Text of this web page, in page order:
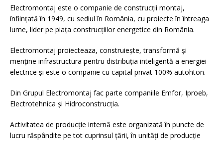
Electromontaj este o companie de construcții montaj,
înființată în 1949, cu sediul în România, cu proiecte în întreaga
lume, lider pe piața construcțiilor energetice din România.
Electromontaj proiecteaza, construiește, transformă și
menține infrastructura pentru distribuţia inteligentă a energiei
electrice și este o companie cu capital privat 100% autohton.
Din Grupul Electromontaj fac parte companiile Emfor, Iproeb,
Electrotehnica și Hidroconstrucția.
Activitatea de producţie internă este organizată în puncte de
lucru răspândite pe tot cuprinsul ţării, în unităţi de producţie